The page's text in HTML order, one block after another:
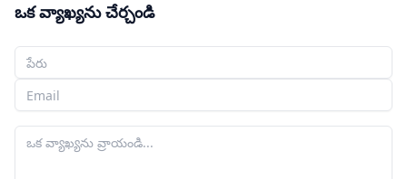
ఒక వ్యాఖ్యను చేర్చండి
మీ పేరు
మీ ఇమెయిల్
మీ వ్యాఖ్య